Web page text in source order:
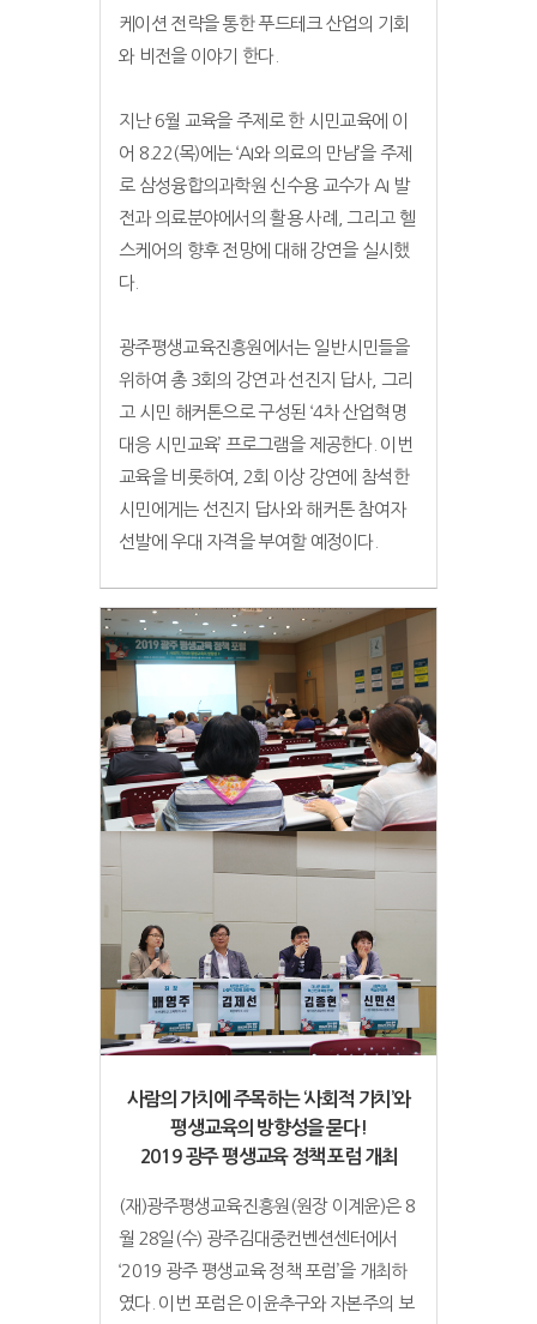
케이션 전략을 통한 푸드테크 산업의 기회
와 비전을 이야기 한다.
지난 6월 교육을 주제로 한 시민교육에 이
어 8.22(목)에는 ‘AI와 의료의 만남’을 주제
로 삼성융합의과학원 신수용 교수가 AI 발
전과 의료분야에서의 활용 사례, 그리고 헬
스케어의 향후 전망에 대해 강연을 실시했
다.
광주평생교육진흥원에서는 일반시민들을
위하여 총 3회의 강연과 선진지 답사, 그리
고 시민 해커톤으로 구성된 ‘4차 산업혁명
대응 시민교육’ 프로그램을 제공한다. 이번
교육을 비롯하여, 2회 이상 강연에 참석한
시민에게는 선진지 답사와 해커톤 참여자
선발에 우대 자격을 부여할 예정이다.
사람의 가치에 주목하는 ‘사회적 가치’와
평생교육의 방향성을 묻다!
2019 광주 평생교육 정책 포럼 개최
(재)광주평생교육진흥원(원장 이계윤)은 8
월 28일(수) 광주김대중컨벤션센터에서
‘2019 광주 평생교육 정책 포럼’을 개최하
였다. 이번 포럼은 이윤추구와 자본주의 보